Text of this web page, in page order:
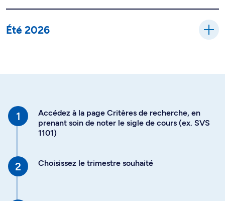
Été 2026
Accédez à la page Critères de recherche, en
prenant soin de noter le sigle de cours (ex. SVS
1101)
Choisissez le trimestre souhaité